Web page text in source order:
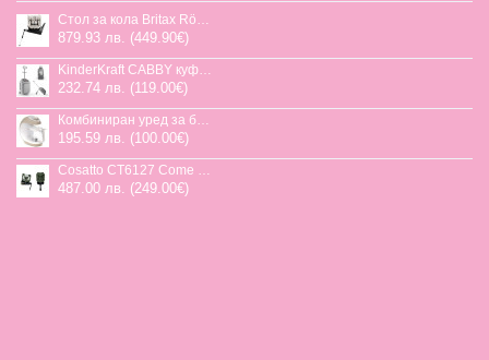
Стол за кола Britax Römer Swivel-Grow Max Air, 40-125 см
879.93 лв. (449.90€)
KinderKraft CABBY куфар със седалка
232.74 лв. (119.00€)
Комбиниран уред за бебешка храна Jane Chefkiss, 7 функции
195.59 лв. (100.00€)
Cosatto CT6127 Come and go 2 столче за кола HOGLET
487.00 лв. (249.00€)